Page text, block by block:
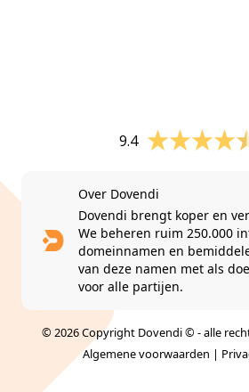
9.4
Over Dovendi
Dovendi brengt koper en
We beheren ruim 250.000
domeinnamen en
van deze namen met als
voor alle partijen.
© 2026 Copyright Dovendi © - alle
Algemene voorwaarden |